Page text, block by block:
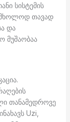
სისტემის
მხოლოდ თავად
და
მუშაობაა
თანამედროვე
Uzi,